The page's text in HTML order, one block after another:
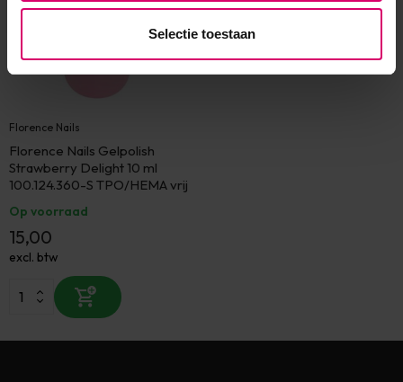
Selectie toestaan
Florence Nails
Florence Nails Gelpolish
Strawberry Delight 10 ml
100.124.360-S TPO/HEMA vrij
Op voorraad
15,00
excl. btw